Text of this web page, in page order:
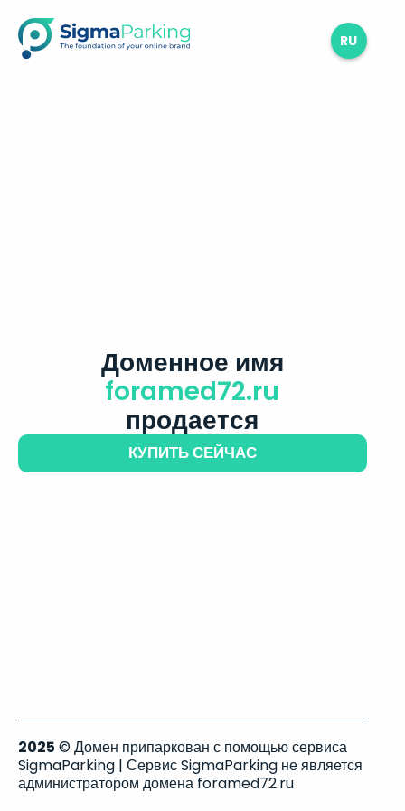
RU
Доменное имя
foramed72.ru
продается
КУПИТЬ СЕЙЧАС
2025 © Домен припаркован с помощью сервиса
SigmaParking | Сервис SigmaParking не является
администратором домена foramed72.ru